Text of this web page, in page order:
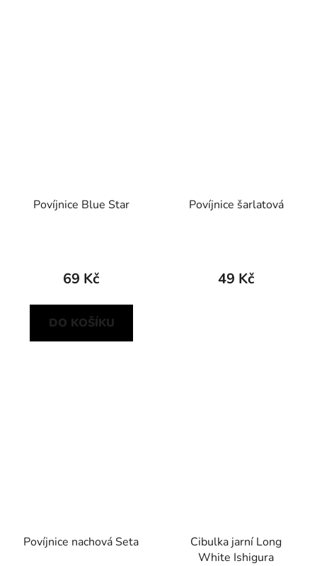
Povíjnice Blue Star
69 Kč
DO KOŠÍKU
Povíjnice šarlatová
49 Kč
Povíjnice nachová Seta
Cibulka jarní Long
White Ishigura